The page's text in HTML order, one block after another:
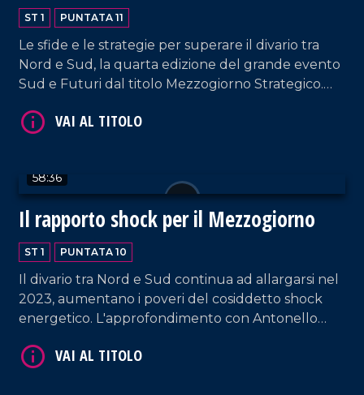
ST 1 PUNTATA 11
Le sfide e le strategie per superare il divario tra
Nord e Sud, la quarta edizione del grande evento
Sud e Futuri dal titolo Mezzogiorno Strategico.
Grimaldi.
58:36
Il rapporto shock per il Mezzogiorno
ST 1 PUNTATA 10
Il divario tra Nord e Sud continua ad allargarsi nel
2023, aumentano i poveri del cosiddetto shock
energetico. L'approfondimento con Antonello
Alessandro Russo
VAI AL TITOLO
VAI AL TITOLO